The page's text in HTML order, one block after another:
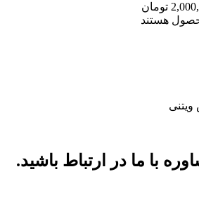
تومان
هستند
ویتنی
با ما در ارتباط باشید.